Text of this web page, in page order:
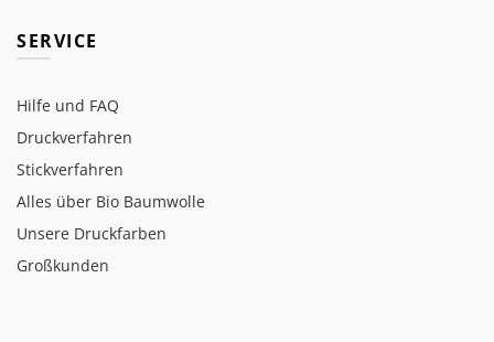
SERVICE
Hilfe und FAQ
Druckverfahren
Stickverfahren
Alles über Bio Baumwolle
Unsere Druckfarben
Großkunden